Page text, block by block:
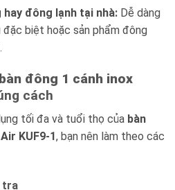
đông lạnh tại nhà:Dễ dàng
biệt hoặc sản phẩm đông
bàn đông 1 cánh inox
cách
tối đa và tuổi thọ của bàn
KUF9-1, bạn nên làm theo các
tra